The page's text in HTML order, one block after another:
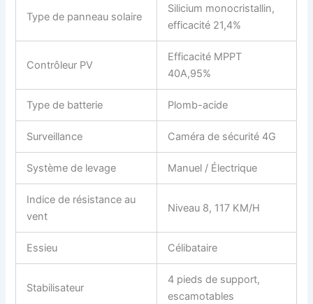
Type de panneau solaire
Silicium monocristallin,
efficacité 21,4%
Contrôleur PV
Efficacité MPPT
40A,95%
Type de batterie Plomb-acide
Surveillance Caméra de sécurité 4G
Système de levage Manuel / Électrique
Indice de résistance au
vent
Niveau 8, 117 KM/H
Essieu Célibataire
Stabilisateur
4 pieds de support,
escamotables